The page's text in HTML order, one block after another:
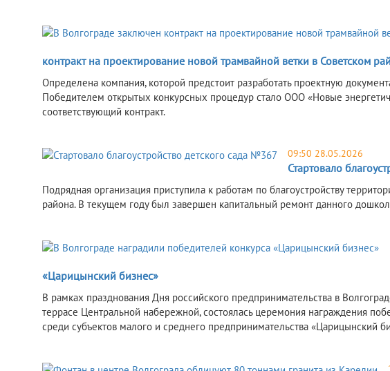
контракт на проектирование новой трамвайной ветки в Советском
Определена компания, которой предстоит разработать проектную
Победителем открытых конкурсных процедур стало ООО «Новые
соответствующий контракт.
09:50 28.05.2026
Стартовало
Подрядная организация приступила к работам по благоустройству
района. В текущем году был завершен капитальный ремонт данного
«Царицынский бизнес»
В рамках празднования Дня российского предпринимательства в
террасе Центральной набережной, состоялась церемония награждения
среди субъектов малого и среднего предпринимательства «Царицынский